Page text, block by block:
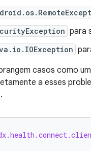
para
casos como
a esses